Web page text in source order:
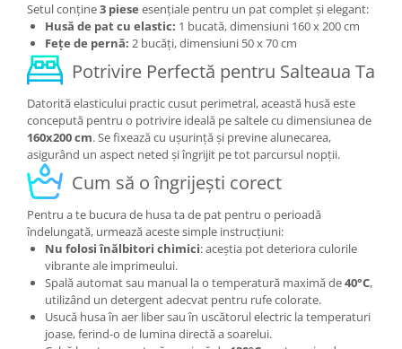
Setul conține3 piese esențiale pentru un pat complet și elegant:
Husă de pat cu elastic: 1 bucată, dimensiuni 160 x 200 cm
Fețe de pernă: 2 bucăți, dimensiuni 50 x 70 cm
Potrivire Perfectă pentru Salteaua Ta
Datorită elasticului practic cusut perimetral, această husă este
concepută pentru o potrivire ideală pe saltele cu dimensiunea de
160x200 cm. Se fixează cu ușurință și previne alunecarea,
asigurând un aspect neted și îngrijit pe tot parcursul nopții.
Cum să o îngrijești corect
Pentru a te bucura de husa ta de pat pentru o perioadă
îndelungată, urmează aceste simple instrucțiuni:
Nu folosi înălbitori chimici: aceștia pot deteriora culorile
vibrante ale imprimeului.
Spală automat sau manual la o temperatură maximă de40°C,
utilizând un detergent adecvat pentru rufe colorate.
Usucă husa în aer liber sau în uscătorul electric la temperaturi
joase, ferind-o de lumina directă a soarelui.